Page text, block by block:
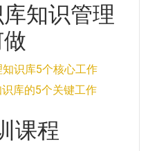
知识管理
识库5个核心工作
库的5个关键工作
课程